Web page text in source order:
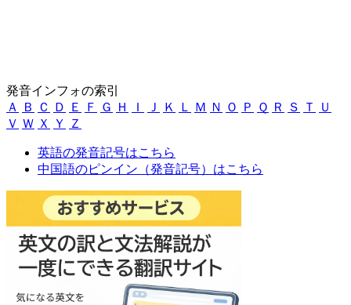
発音インフォの索引
Ａ
Ｂ Ｃ Ｄ Ｅ Ｆ Ｇ Ｈ Ｉ Ｊ Ｋ Ｌ Ｍ Ｎ Ｏ Ｐ Ｑ Ｒ Ｓ Ｔ
Ｕ
Ｖ Ｗ Ｘ Ｙ Ｚ
英語の発音記号はこちら
中国語のピンイン（発音記号）はこちら